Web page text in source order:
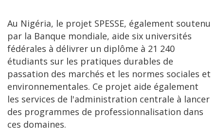
Au Nigéria, le projet SPESSE, également soutenu
par la Banque mondiale, aide six universités
fédérales à délivrer un diplôme à 21 240
étudiants sur les pratiques durables de
passation des marchés et les normes sociales et
environnementales. Ce projet aide également
les services de l'administration centrale à lancer
des programmes de professionnalisation dans
ces domaines.